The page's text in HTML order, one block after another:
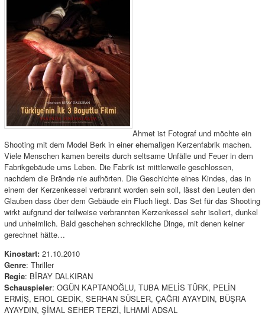
Ahmet ist Fotograf und möchte ein
Shooting mit dem Model Berk in einer ehemaligen Kerzenfabrik machen.
Viele Menschen kamen bereits durch seltsame Unfälle und Feuer in dem
Fabrikgebäude ums Leben. Die Fabrik ist mittlerweile geschlossen,
nachdem die Brände nie aufhörten. Die Geschichte eines Kindes, das in
einem der Kerzenkessel verbrannt worden sein soll, lässt den Leuten den
Glauben dass über dem Gebäude ein Fluch liegt. Das Set für das Shooting
wirkt aufgrund der teilweise verbrannten Kerzenkessel sehr isoliert, dunkel
und unheimlich. Bald geschehen schreckliche Dinge, mit denen keiner
gerechnet hätte…
Kinostart:21.10.2010
Genre: Thriller
Regie: BİRAY DALKIRAN
Schauspieler: OGÜN KAPTANOĞLU, TUBA MELİS TÜRK, PELİN
ERMİŞ, EROL GEDİK, SERHAN SÜSLER, ÇAĞRI AYAYDIN, BÜŞRA
AYAYDIN, ŞİMAL SEHER TERZİ, İLHAMİ ADSAL